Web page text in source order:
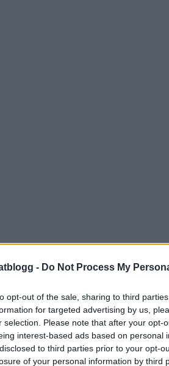
- Do Not Process My
opt-out of the sale, sharing to third
for targeted advertising by us,
selection. Please note that after your opt-
interest-based ads based on personal
to third parties prior to your opt-
of your personal information by third
.